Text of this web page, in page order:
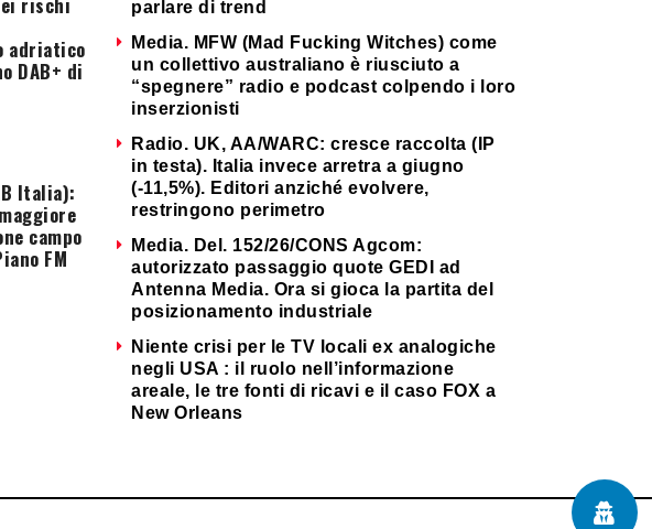
adriatico
DAB+ di
Italia):
campo
FM
parlare di trend
Media. MFW (Mad Fucking Witches) come
un collettivo australiano è riusciuto a
“spegnere” radio e podcast colpendo i loro
inserzionisti
Radio. UK, AA/WARC: cresce raccolta (IP
in testa). Italia invece arretra a giugno
(-11,5%). Editori anziché evolvere,
restringono perimetro
Media. Del. 152/26/CONS Agcom:
autorizzato passaggio quote GEDI ad
Antenna Media. Ora si gioca la partita del
posizionamento industriale
Niente crisi per le TV locali ex analogiche
negli USA : il ruolo nell’informazione
areale, le tre fonti di ricavi e il caso FOX a
New Orleans